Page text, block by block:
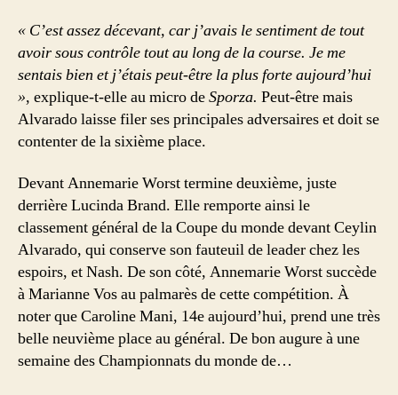
« C’est assez décevant, car j’avais le sentiment de tout
avoir sous contrôle tout au long de la course. Je me
sentais bien et j’étais peut-être la plus forte aujourd’hui
», explique-t-elle au micro deSporza. Peut-être mais
Alvarado laisse filer ses principales adversaires et doit se
contenter de la sixième place.
Devant Annemarie Worst termine deuxième, juste
derrière Lucinda Brand. Elle remporte ainsi le
classement général de la Coupe du monde devant Ceylin
Alvarado, qui conserve son fauteuil de leader chez les
espoirs, et Nash. De son côté, Annemarie Worst succède
à Marianne Vos au palmarès de cette compétition. À
noter que Caroline Mani, 14e aujourd’hui, prend une très
belle neuvième place au général. De bon augure à une
semaine des Championnats du monde de…